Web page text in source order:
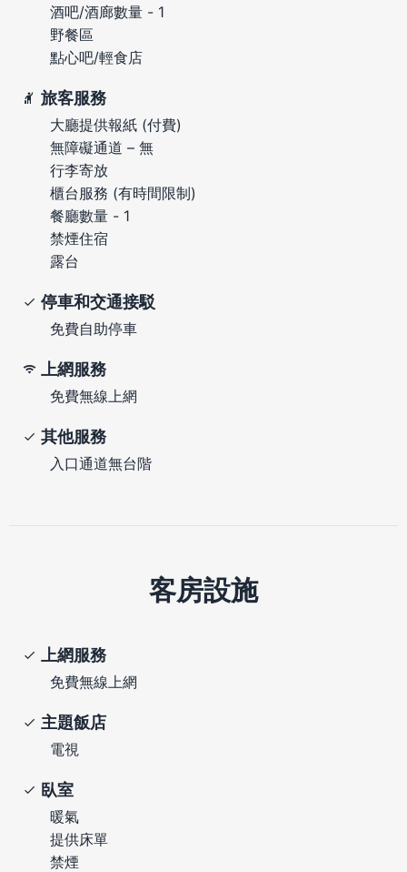
酒吧/酒廊數量 - 1
野餐區
點心吧/輕食店
旅客服務
大廳提供報紙 (付費)
無障礙通道 – 無
行李寄放
櫃台服務 (有時間限制)
餐廳數量 - 1
禁煙住宿
露台
停車和交通接駁
免費自助停車
上網服務
免費無線上網
其他服務
入口通道無台階
客房設施
上網服務
免費無線上網
主題飯店
電視
臥室
暖氣
提供床單
禁煙